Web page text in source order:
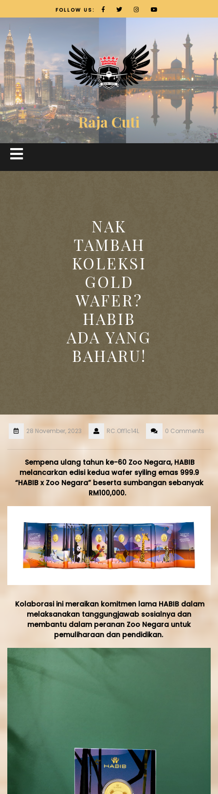
FOLLOW US:
Raja Cuti
NAK
TAMBAH
KOLEKSI
GOLD
WAFER?
HABIB
ADA YANG
BAHARU!
28 November, 2023 RC.Off1c14L 0 Comments
Sempena ulang tahun ke-60 Zoo Negara, HABIB
melancarkan edisi kedua wafer syiling emas 999.9
“HABIB x Zoo Negara” beserta sumbangan sebanyak
RM100,000.
Kolaborasi ini meraikan komitmen lama HABIB dalam
melaksanakan tanggungjawab sosialnya dan
membantu dalam peranan Zoo Negara untuk
pemuliharaan dan pendidikan.